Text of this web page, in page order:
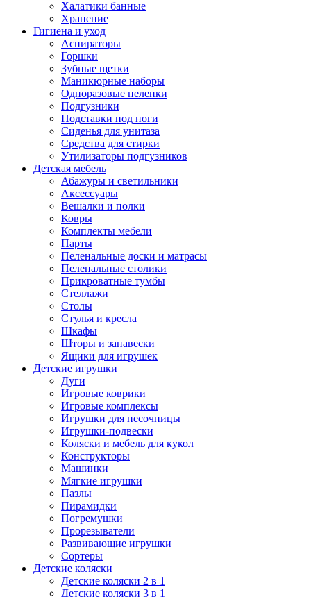
Халатики банные
Хранение
Гигиена и уход
Аспираторы
Горшки
Зубные щетки
Маникюрные наборы
Одноразовые пеленки
Подгузники
Подставки под ноги
Сиденья для унитаза
Средства для стирки
Утилизаторы подгузников
Детская мебель
Абажуры и светильники
Аксессуары
Вешалки и полки
Ковры
Комплекты мебели
Парты
Пеленальные доски и матрасы
Пеленальные столики
Прикроватные тумбы
Стеллажи
Столы
Стулья и кресла
Шкафы
Шторы и занавески
Ящики для игрушек
Детские игрушки
Дуги
Игровые коврики
Игровые комплексы
Игрушки для песочницы
Игрушки-подвески
Коляски и мебель для кукол
Конструкторы
Машинки
Мягкие игрушки
Пазлы
Пирамидки
Погремушки
Прорезыватели
Развивающие игрушки
Сортеры
Детские коляски
Детские коляски 2 в 1
Детские коляски 3 в 1